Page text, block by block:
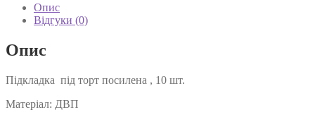
Опис
Відгуки (0)
Опис
Підкладка під торт посилена , 10 шт.
Матеріал: ДВП